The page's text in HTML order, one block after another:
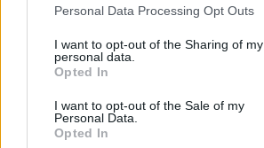
Personal Data Processing Opt Outs
I want to opt-out of the Sharing of my
personal data.
Opted In
I want to opt-out of the Sale of my
Personal Data.
Opted In
Advertorial
Περισσότερα από το